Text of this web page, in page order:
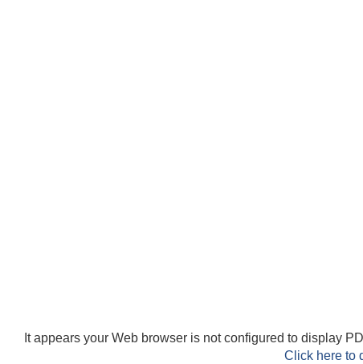
It appears your Web browser is not configured to display
Click here to